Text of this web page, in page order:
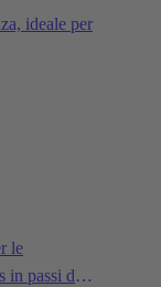
ideale per
le
in passi da